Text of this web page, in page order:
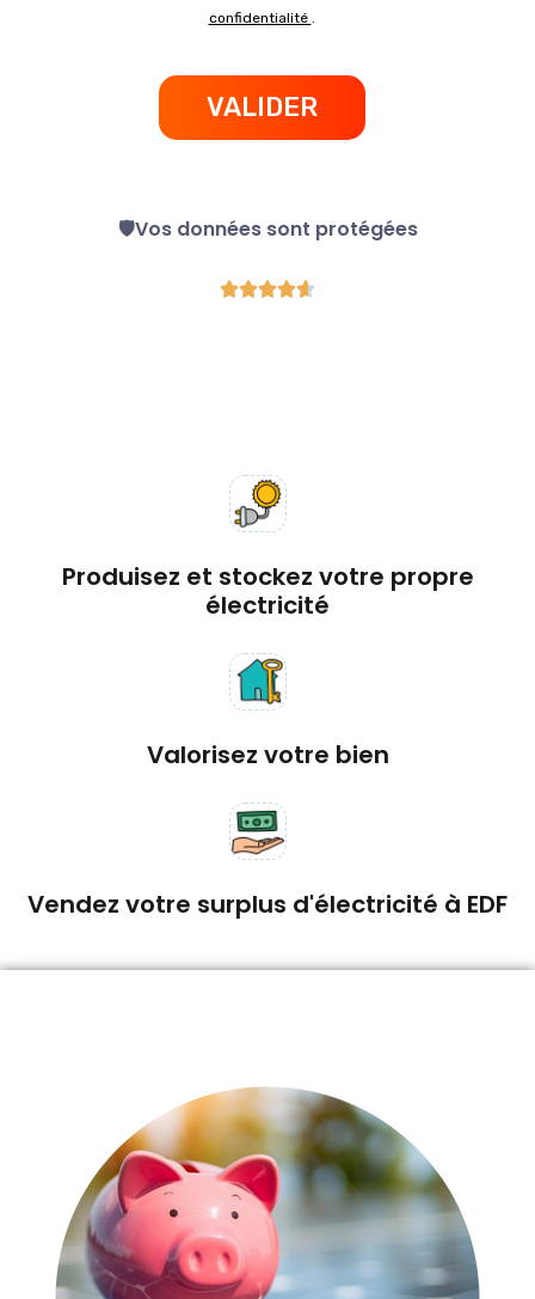
confidentialité .
VALIDER
🛡️Vos données sont protégées
Produisez et stockez votre propre
électricité
Valorisez votre bien
Vendez votre surplus d'électricité à EDF